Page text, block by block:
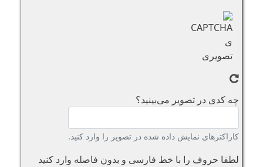
چه کدی در تصویر می‌بینید؟
کاراکترهای نمایش داده شده در تصویر را وارد کنید.
لطفا حروف را با خط فارسی و بدون فاصله وارد کنید